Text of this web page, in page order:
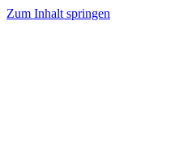
Zum Inhalt springen